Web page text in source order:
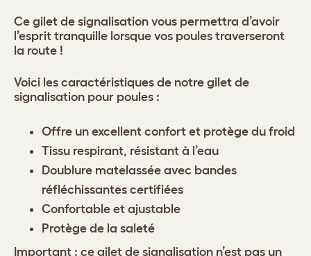
Ce gilet de signalisation vous permettra d’avoir
l’esprit tranquille lorsque vos poules traverseront
la route !
Voici les caractéristiques de notre gilet de
signalisation pour poules :
Offre un excellent confort et protège du froid
Tissu respirant, résistant à l’eau
Doublure matelassée avec bandes
réfléchissantes certifiées
Confortable et ajustable
Protège de la saleté
Important : ce gilet de signalisation n’est pas un